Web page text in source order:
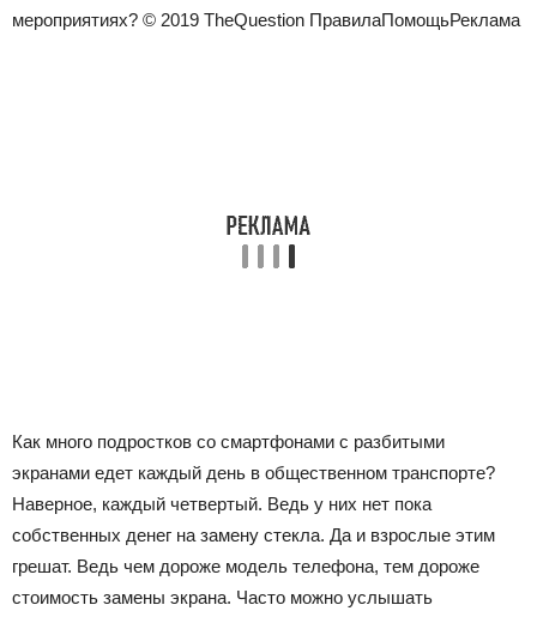
мероприятиях? © 2019 TheQuestion ПравилаПомощьРеклама
Как много подростков со смартфонами с разбитыми
экранами едет каждый день в общественном транспорте?
Наверное, каждый четвертый. Ведь у них нет пока
собственных денег на замену стекла. Да и взрослые этим
грешат. Ведь чем дороже модель телефона, тем дороже
стоимость замены экрана. Часто можно услышать